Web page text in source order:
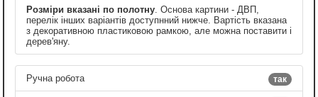
Розміри вказані по полотну . Основа картини - ДВП,
перелік інших варіантів доступнний нижче. Вартість вказана
з декоративною пластиковою рамкою, але можна поставити і
дерев'яну.
так
Ручна робота